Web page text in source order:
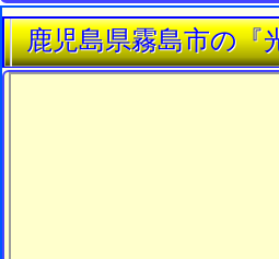
鹿児島県霧島市の『